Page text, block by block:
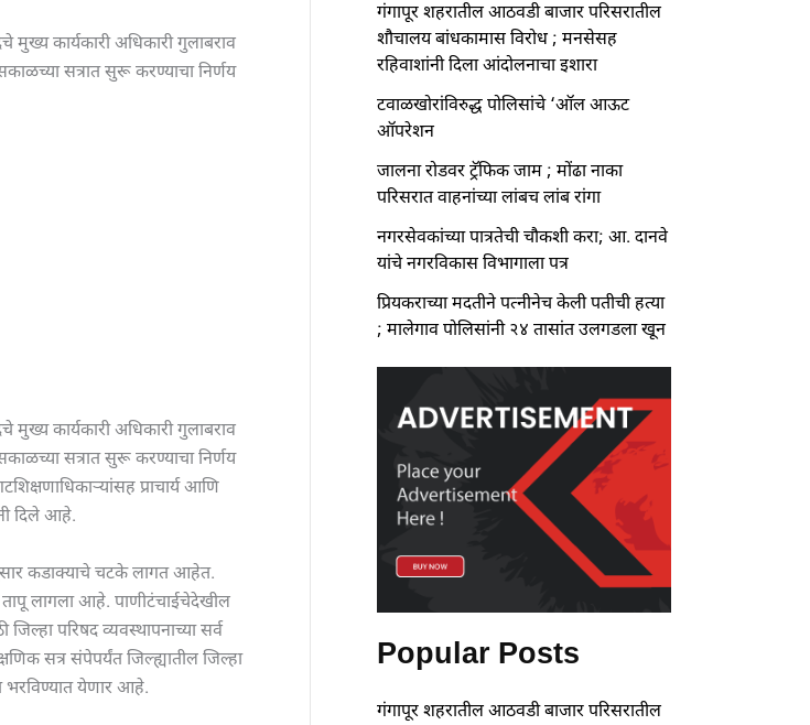
मुख्य कार्यकारी अधिकारी गुलाबराव
सत्रात सुरू करण्याचा निर्णय
मुख्य कार्यकारी अधिकारी गुलाबराव
सत्रात सुरू करण्याचा निर्णय
प्राचार्य आणि
दिले आहे.
कडाक्याचे चटके लागत आहेत.
तापू लागला आहे. पाणीटंचाईचेदेखील
परिषद व्यवस्थापनाच्या सर्व
सत्र संपेपर्यंत जिल्ह्यातील जिल्हा
भरविण्यात येणार आहे.
गंगापूर शहरातील आठवडी बाजार परिसरातील
शौचालय बांधकामास विरोध ; मनसेसह
रहिवाशांनी दिला आंदोलनाचा इशारा
टवाळखोरांविरुद्ध पोलिसांचे ‘ऑल आऊट
ऑपरेशन
जालना रोडवर ट्रॅफिक जाम ; मोंढा नाका
परिसरात वाहनांच्या लांबच लांब रांगा
नगरसेवकांच्या पात्रतेची चौकशी करा; आ. दानवे
यांचे नगरविकास विभागाला पत्र
प्रियकराच्या मदतीने पत्नीनेच केली पतीची हत्या
; मालेगाव पोलिसांनी २४ तासांत उलगडला खून
Popular Posts
गंगापूर शहरातील आठवडी बाजार परिसरातील